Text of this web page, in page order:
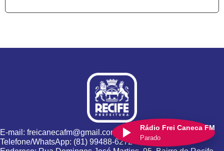
Rádio Frei Caneca FM
Parado
E-mail: freicanecafm@gmail.com
Telefone/WhatsApp: (81) 99488-6272